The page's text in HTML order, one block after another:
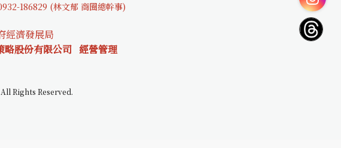
186829 (林文郁 商圈總幹事)
經濟發展局
略股份有限公司 經營管理
Rights Reserved.